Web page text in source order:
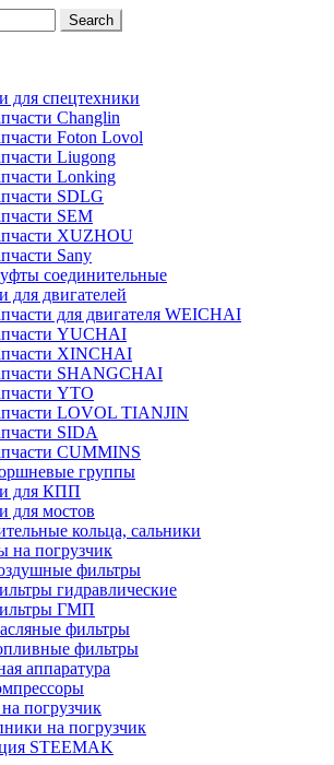
Search
для спецтехники
Changlin
Foton Lovol
Liugong
Lonking
SDLG
SEM
XUZHOU
Sany
соединительные
для двигателей
для двигателя WEICHAI
YUCHAI
XINCHAI
SHANGCHAI
YTO
LOVOL TIANJIN
SIDA
CUMMINS
группы
для КПП
для мостов
кольца, сальники
на погрузчик
фильтры
гидравлические
ГМП
фильтры
фильтры
аппаратура
погрузчик
на погрузчик
STEEMAK